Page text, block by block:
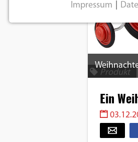
Produkt
Ein
Notwendige Cookies
grundlegende Funktionen
einwandfreie Funktion
Einverständnis-Cookie
Impressum